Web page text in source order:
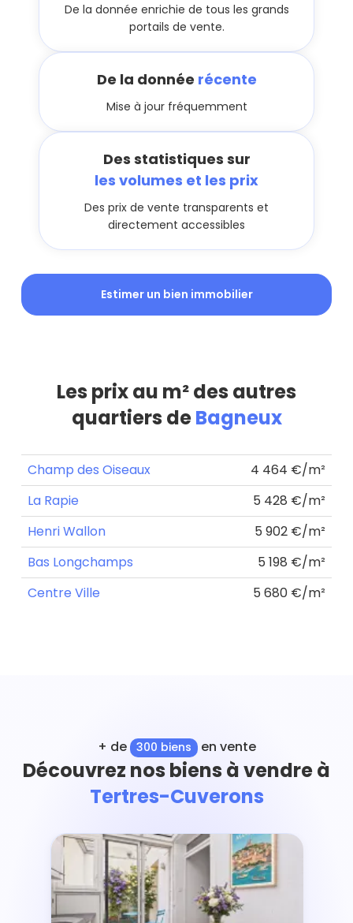
De la donnée enrichie de tous les grands
portails de vente.
De la donnée récente
Mise à jour fréquemment
Des statistiques sur
les volumes et les prix
Des prix de vente transparents et
directement accessibles
Estimer un bien immobilier
Les prix au m² des autres
quartiers deBagneux
Champ des Oiseaux
4 464 €/m²
La Rapie
5 428 €/m²
Henri Wallon
5 902 €/m²
Bas Longchamps
5 198 €/m²
Centre Ville
5 680 €/m²
+ de 300 biens en vente
Découvrez nos biens à vendre à
Tertres-Cuverons